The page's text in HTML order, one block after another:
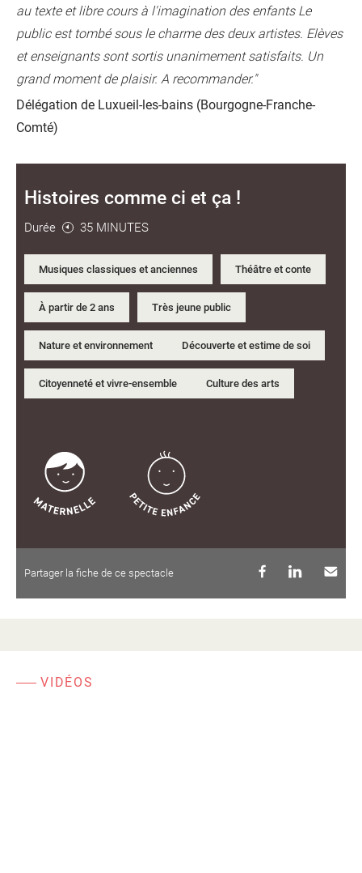
au texte et libre cours à l'imagination des enfants Le
public est tombé sous le charme des deux artistes. Elèves
et enseignants sont sortis unanimement satisfaits. Un
grand moment de plaisir. A recommander."
Délégation de Luxueil-les-bains (Bourgogne-Franche-
Comté)
Histoires comme ci et ça !
Durée 35 MINUTES
Musiques classiques et anciennes Théâtre et conte
À partir de 2 ans Très jeune public
Nature et environnement Découverte et estime de soi
Citoyenneté et vivre-ensemble Culture des arts
Partager la fiche de ce spectacle
VIDÉOS